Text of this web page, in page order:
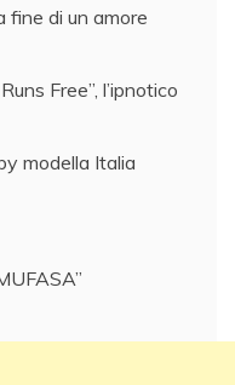
fine di un amore
Free”, l’ipnotico
modella Italia